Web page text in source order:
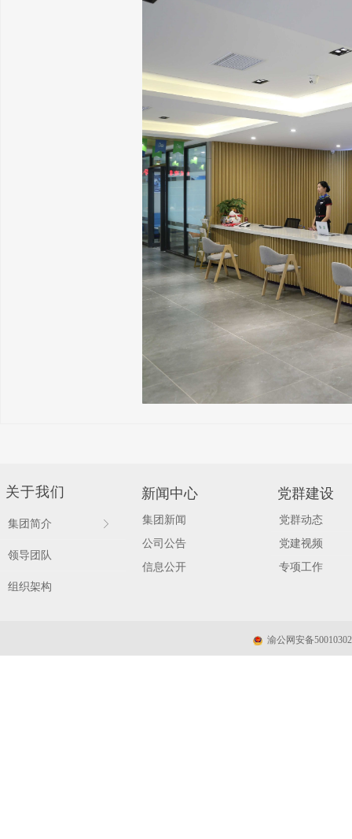
集团简介 ꁕ
领导团队
组织架构
关于我们 新闻中心
集团新闻
公司公告
信息公开
党群动态
党建视频
专项工作
党群建设
渝公网安备